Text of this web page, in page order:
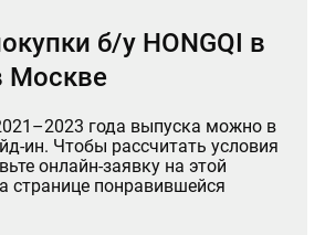
б/у HONGQI в
Москве
года выпуска можно в
ин. Чтобы рассчитать условия
онлайн-заявку на этой
странице понравившейся